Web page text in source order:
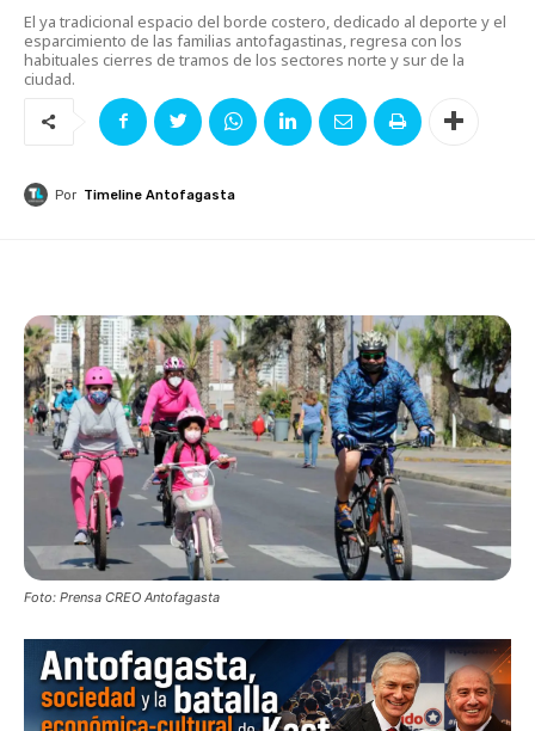
El ya tradicional espacio del borde costero, dedicado al deporte y el
esparcimiento de las familias antofagastinas, regresa con los
habituales cierres de tramos de los sectores norte y sur de la
ciudad.
Por Timeline Antofagasta
Foto: Prensa CREO Antofagasta